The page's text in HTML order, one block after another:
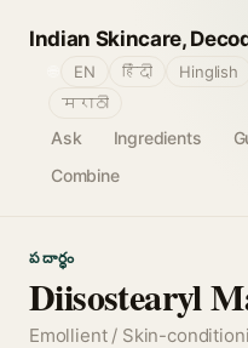
Indian Skincare,
Ask Ingredients
Combine
EN हिंदी Hinglish
मराठी
పదార్థం
Diisostearyl
Emollient / Skin-